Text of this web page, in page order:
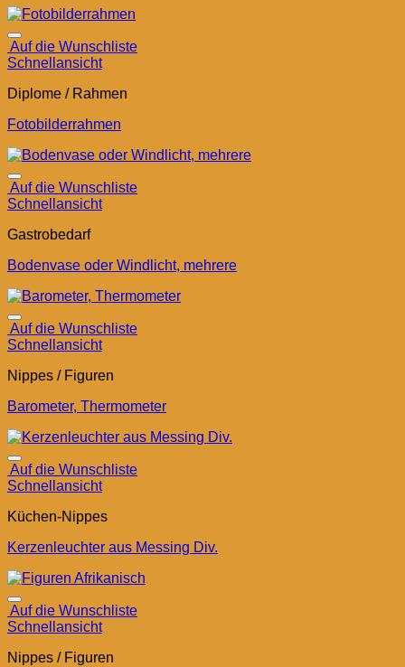
Auf die Wunschliste
Schnellansicht
Diplome / Rahmen
Fotobilderrahmen
Auf die Wunschliste
Schnellansicht
Gastrobedarf
Bodenvase oder Windlicht, mehrere
Auf die Wunschliste
Schnellansicht
Nippes / Figuren
Barometer, Thermometer
Auf die Wunschliste
Schnellansicht
Küchen-Nippes
Kerzenleuchter aus Messing Div.
Auf die Wunschliste
Schnellansicht
Nippes / Figuren